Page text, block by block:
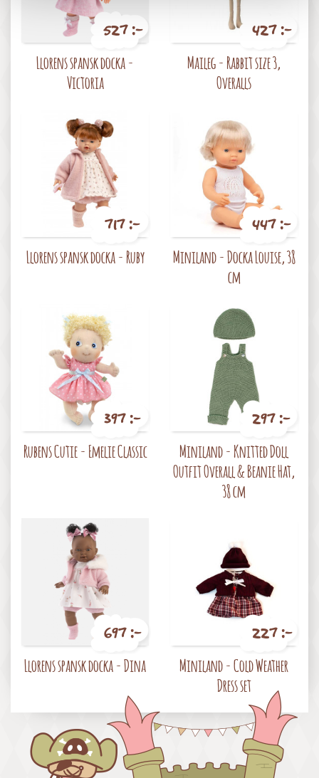
527 :-
Llorens spansk docka -
Victoria
427 :-
Maileg - Rabbit size 3,
Overalls
717 :-
Llorens spansk docka - Ruby
447 :-
Miniland - Docka Louise, 38
cm
397 :-
Rubens Cutie - Emelie Classic
297 :-
Miniland - Knitted Doll
Outfit Overall & Beanie Hat,
38 cm
697 :-
Llorens spansk docka - Dina
227 :-
Miniland - Cold Weather
Dress set